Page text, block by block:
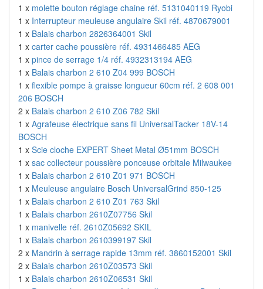
1 x molette bouton réglage chaine réf. 5131040119 Ryobi
1 x Interrupteur meuleuse angulaire Skil réf. 4870679001
1 x Balais charbon 2826364001 Skil
1 x carter cache poussière réf. 4931466485 AEG
1 x pince de serrage 1/4 réf. 4932313194 AEG
1 x Balais charbon 2 610 Z04 999 BOSCH
1 x flexible pompe à graisse longueur 60cm réf. 2 608 001
206 BOSCH
2 x Balais charbon 2 610 Z06 782 Skil
1 x Agrafeuse électrique sans fil UniversalTacker 18V-14
BOSCH
1 x Scie cloche EXPERT Sheet Metal Ø51mm BOSCH
1 x sac collecteur poussière ponceuse orbitale Milwaukee
1 x Balais charbon 2 610 Z01 971 BOSCH
1 x Meuleuse angulaire Bosch UniversalGrind 850-125
1 x Balais charbon 2 610 Z01 763 Skil
1 x Balais charbon 2610Z07756 Skil
1 x manivelle réf. 2610Z05692 SKIL
1 x Balais charbon 2610399197 Skil
2 x Mandrin à serrage rapide 13mm réf. 3860152001 Skil
2 x Balais charbon 2610Z03573 Skil
1 x Balais charbon 2610Z06531 Skil